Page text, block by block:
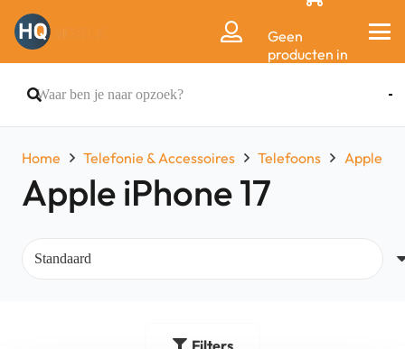
Geen
producten in
Home Telefonie & Accessoires Telefoons Apple
Apple iPhone 17
Filters